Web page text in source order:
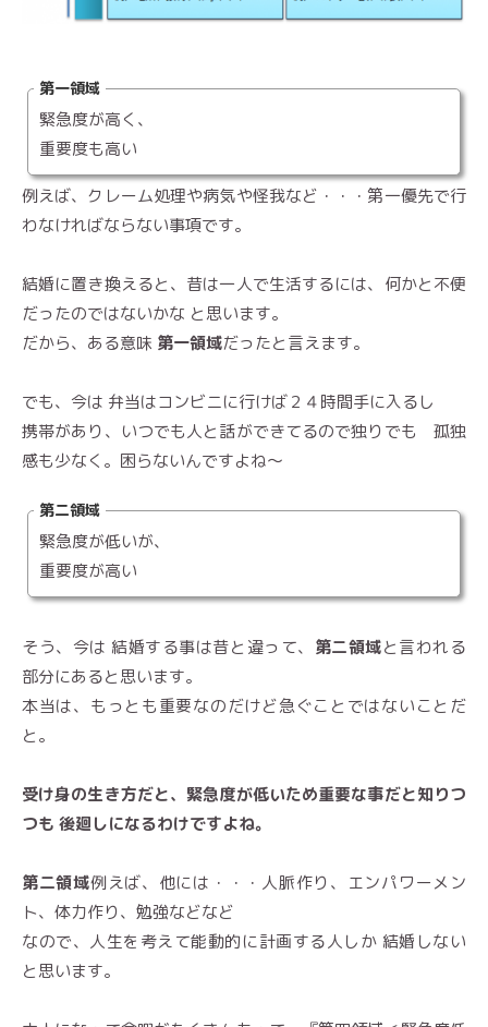
第一領域
緊急度が高く、
重要度も高い
例えば、クレーム処理や病気や怪我など・・・第一優先で行
わなければならない事項です。
結婚に置き換えると、昔は一人で生活するには、何かと不便
だったのではないかな と思います。
だから、ある意味 第一領域だったと言えます。
でも、今は 弁当はコンビニに行けば２４時間手に入るし
携帯があり、いつでも人と話ができてるので独りでも 孤独
感も少なく。困らないんですよね〜
第二領域
緊急度が低いが、
重要度が高い
そう、今は 結婚する事は昔と違って、 第二領域と言われる
部分にあると思います。
本当は、もっとも重要なのだけど急ぐことではないことだ
と。
受け身の生き方だと、緊急度が低いため重要な事だと知りつ
つも 後廻しになるわけですよね。
第二領域例えば、他には・・・人脈作り、エンパワーメン
ト、体力作り、勉強などなど
なので、人生を考えて能動的に計画する人しか 結婚しない
と思います。